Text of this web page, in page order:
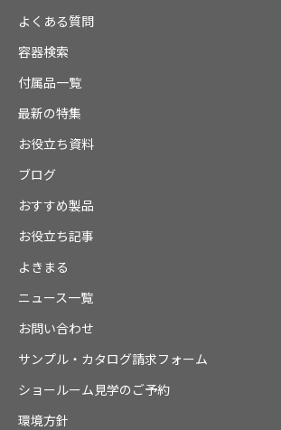
よくある質問
容器検索
付属品一覧
最新の特集
お役立ち資料
ブログ
おすすめ製品
お役立ち記事
よきまる
ニュース一覧
お問い合わせ
サンプル・カタログ請求フォーム
ショールーム見学のご予約
環境方針